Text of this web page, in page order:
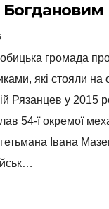
Богдановим
громада
які стояли на
Рязанцев у 2015
54-ї окремої
Івана